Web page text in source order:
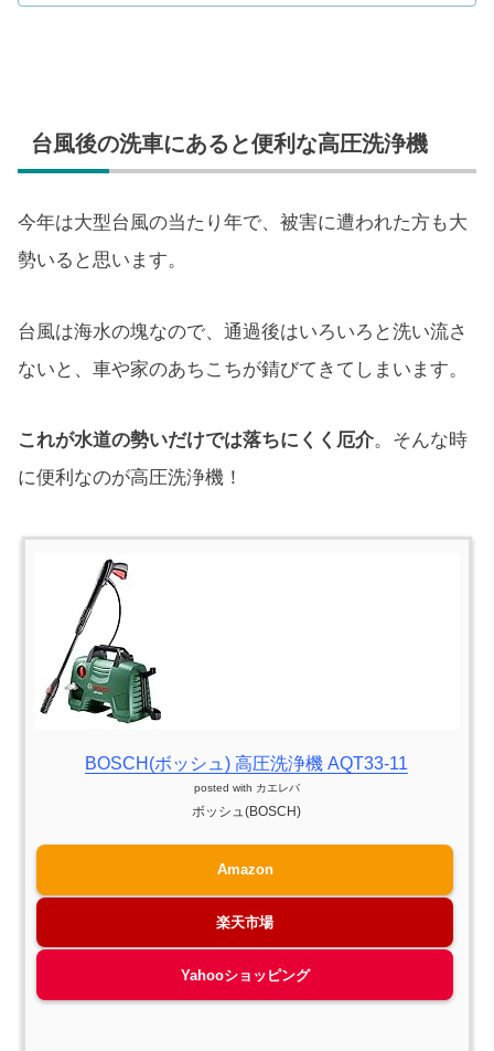
台風後の洗車にあると便利な高圧洗浄機
今年は大型台風の当たり年で、被害に遭われた方も大
勢いると思います。
台風は海水の塊なので、通過後はいろいろと洗い流さ
ないと、車や家のあちこちが錆びてきてしまいます。
これが水道の勢いだけでは落ちにくく厄介。そんな時
に便利なのが高圧洗浄機！
BOSCH(ボッシュ) 高圧洗浄機 AQT33-11
posted with カエレバ
ボッシュ(BOSCH)
Amazon
楽天市場
Yahooショッピング